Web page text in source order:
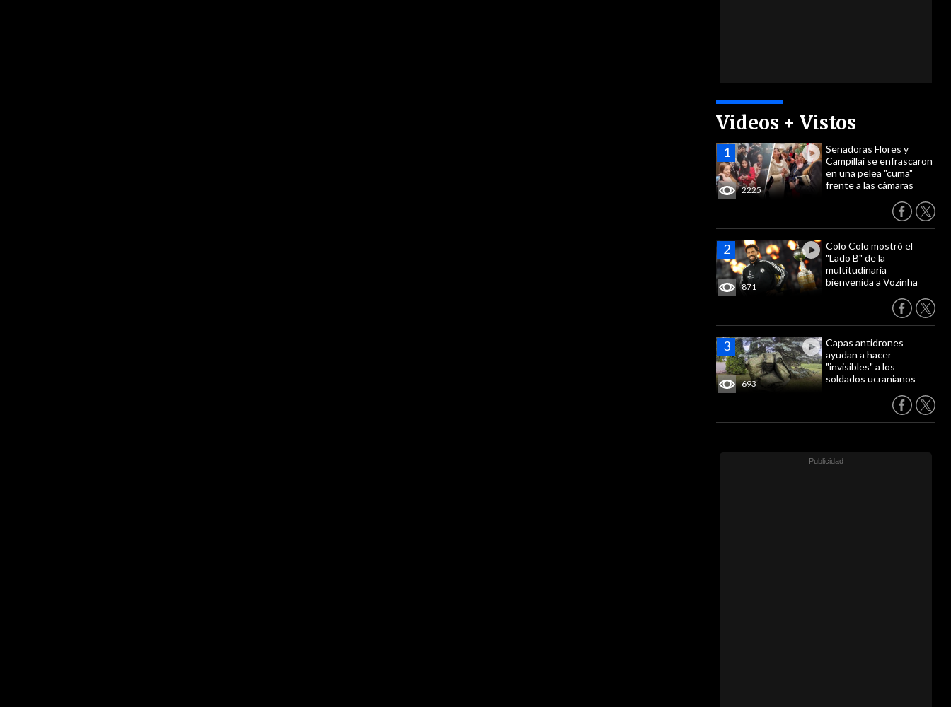
Videos + Vistos
2225
Senadoras Flores y
Campillai se enfrascaron
en una pelea "cuma"
frente a las cámaras
871
Colo Colo mostró el
"Lado B" de la
multitudinaria
bienvenida a Vozinha
693
Capas antidrones
ayudan a hacer
"invisibles" a los
soldados ucranianos